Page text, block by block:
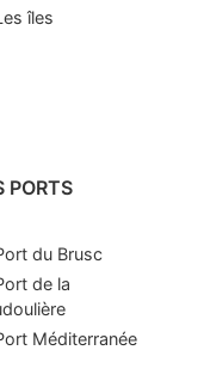
îles
PORTS
du Brusc
de la
Méditerranée